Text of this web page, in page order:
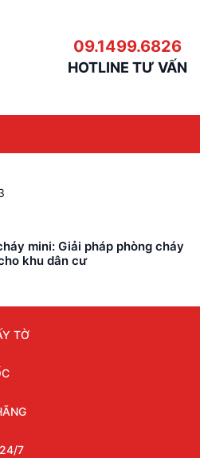
09.1499.6826
HOTLINE TƯ VẤN
mini: Giải pháp phòng cháy
khu dân cư
TỜ
7